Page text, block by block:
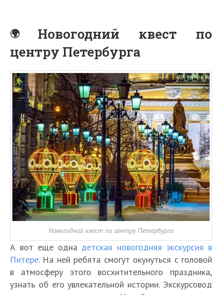
Новогодний квест по
центру Петербурга
Новогодний квест по центру Петербурга
А вот еще одна детская новогодняя экскурсия в
Питере. На ней ребята смогут окунуться с головой
в атмосферу этого восхитительного праздника,
узнать об его увлекательной истории. Экскурсовод